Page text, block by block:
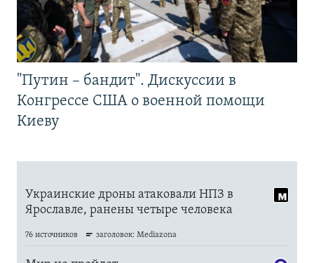
"Путин – бандит". Дискуссии в
Конгрессе США о военной помощи
Киеву